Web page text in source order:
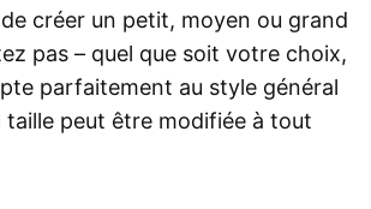
créer un petit, moyen ou grand
pas – quel que soit votre choix,
parfaitement au style général
taille peut être modifiée à tout